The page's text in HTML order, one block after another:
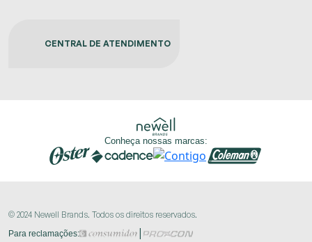
CENTRAL DE ATENDIMENTO
Conheça nossas marcas:
© 2024 Newell Brands. Todos os direitos reservados.
Para reclamações: |